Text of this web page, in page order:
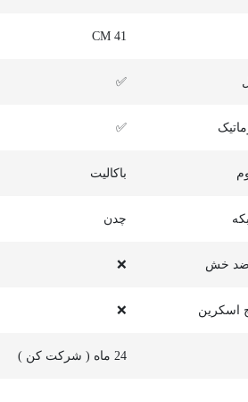
41 CM
✅
✅
باکالیت
چدن
ضد خش ❌
اسکرین ❌
24 ماه ( شرکت کن )